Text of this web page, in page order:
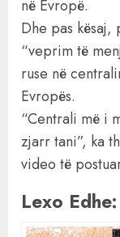
në Evropë.
Dhe pas kësaj,
“veprim të
ruse në
Evropës.
“Centrali më i
zjarr tani”, ka
video të
Lexo Edhe: